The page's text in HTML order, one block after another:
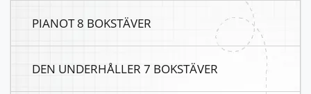
PIANOT 8 BOKSTÄVER
DEN UNDERHÅLLER 7 BOKSTÄVER